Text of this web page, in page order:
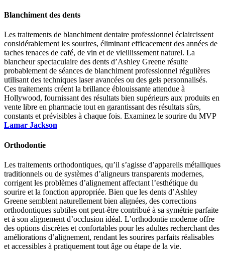
Blanchiment des dents
Les traitements de blanchiment dentaire professionnel éclaircissent
considérablement les sourires, éliminant efficacement des années de
taches tenaces de café, de vin et de vieillissement naturel. La
blancheur spectaculaire des dents d’Ashley Greene résulte
probablement de séances de blanchiment professionnel régulières
utilisant des techniques laser avancées ou des gels personnalisés.
Ces traitements créent la brillance éblouissante attendue à
Hollywood, fournissant des résultats bien supérieurs aux produits en
vente libre en pharmacie tout en garantissant des résultats sûrs,
constants et prévisibles à chaque fois. Examinez le sourire du MVP
Lamar Jackson
Orthodontie
Les traitements orthodontiques, qu’il s’agisse d’appareils métalliques
traditionnels ou de systèmes d’aligneurs transparents modernes,
corrigent les problèmes d’alignement affectant l’esthétique du
sourire et la fonction appropriée. Bien que les dents d’Ashley
Greene semblent naturellement bien alignées, des corrections
orthodontiques subtiles ont peut-être contribué à sa symétrie parfaite
et à son alignement d’occlusion idéal. L’orthodontie moderne offre
des options discrètes et confortables pour les adultes recherchant des
améliorations d’alignement, rendant les sourires parfaits réalisables
et accessibles à pratiquement tout âge ou étape de la vie.